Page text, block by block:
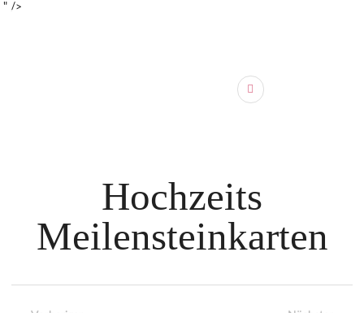
" />
Hochzeits
Meilensteinkarten